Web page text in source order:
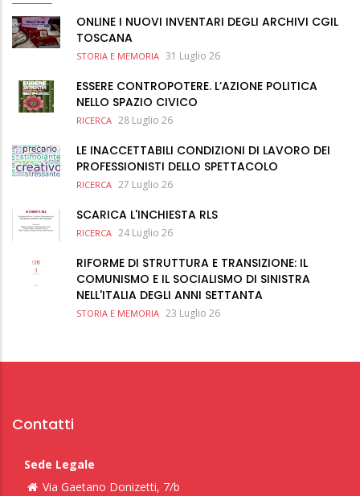
ONLINE I NUOVI INVENTARI DEGLI ARCHIVI CGIL
TOSCANA
STORIA E MEMORIA 31 Luglio 26
ESSERE CONTROPOTERE. L’AZIONE POLITICA
NELLO SPAZIO CIVICO
RICERCA 28 Luglio 26
LE INACCETTABILI CONDIZIONI DI LAVORO DEI
PROFESSIONISTI DELLO SPETTACOLO
RICERCA 27 Luglio 26
SCARICA L'INCHIESTA RLS
RICERCA 24 Luglio 26
RIFORME DI STRUTTURA E TRANSIZIONE: IL
COMUNISMO E IL SOCIALISMO DI SINISTRA
NELL'ITALIA DEGLI ANNI SETTANTA
STORIA E MEMORIA 23 Luglio 26
Contatti
Sede Legale
Via Gaetano Donizetti, 7/b